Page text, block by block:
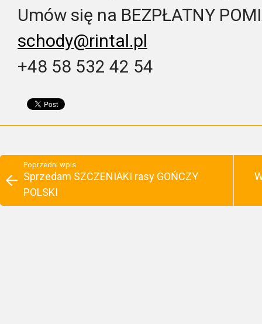
Umów się na BEZPŁATNY
schody@rintal.pl
+48 58 532 42 54
Poprzedni wpis
Sprzedam SZCZENIAKI rasy GOŃCZY
POLSKI